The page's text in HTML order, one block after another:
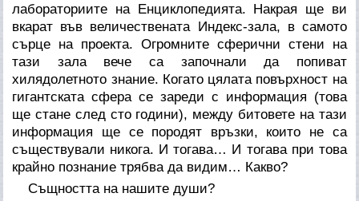
лабораториите на Енциклопедията. Накрая ще ви
вкарат във величествената Индекс-зала, в самото
сърце на проекта. Огромните сферични стени на
тази зала вече са започнали да попиват
хилядолетното знание. Когато цялата повърхност на
гигантската сфера се зареди с информация (това
ще стане след сто години), между битовете на тази
информация ще се породят връзки, които не са
съществували никога. И тогава… И тогава при това
крайно познание трябва да видим… Какво?
Същността на нашите души?